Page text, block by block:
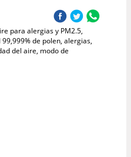
para alergias y PM2.5,
99,999% de polen, alergias,
del aire, modo de